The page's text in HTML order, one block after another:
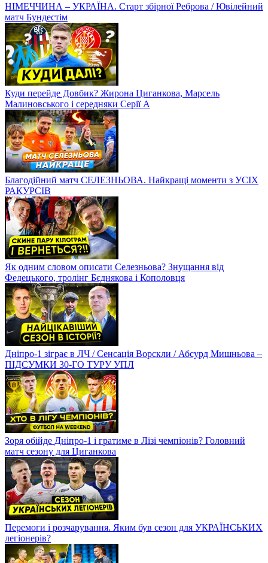
НІМЕЧЧИНА – УКРАЇНА. Старт збірної Реброва / Ювілейний
матч Бундестім
Куди перейде Довбик? Жирона Циганкова, Марсель
Малиновського і середняки Серії А
Благодійний матч СЕЛЕЗНЬОВА. Найкращі моменти з УСІХ
РАКУРСІВ
Як одним словом описати Селезньова? Знущання від
Федецького, тролінг Бєднякова і Кополовця
Дніпро-1 зіграє в ЛЧ / Сенсація Ворскли / Абсурд Мишньова –
ПІДСУМКИ 30-ГО ТУРУ УПЛ
Зоря обійде Дніпро-1 і гратиме в Лізі чемпіонів? Головний
матч сезону для Циганкова
Перемоги і розчарування. Яким був сезон для УКРАЇНСЬКИХ
легіонерів?